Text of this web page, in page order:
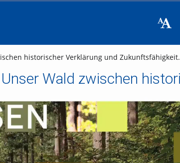
historischer Verklärung und Zukunftsfähigkeit.